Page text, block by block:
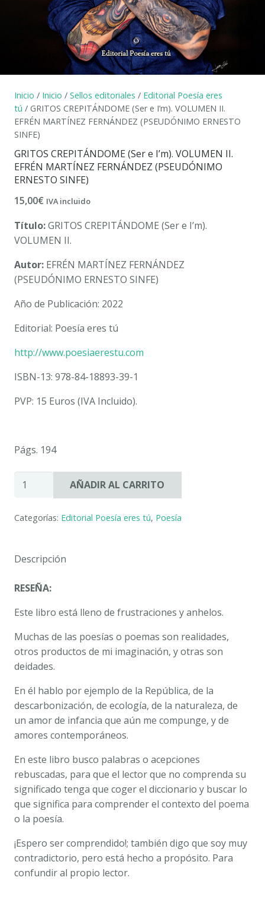
Inicio / Inicio / Sellos editoriales / Editorial Poesía eres
tú / GRITOS CREPITÁNDOME (Ser e I’m). VOLUMEN II.
EFRÉN MARTÍNEZ FERNÁNDEZ (PSEUDÓNIMO ERNESTO
SINFE)
GRITOS CREPITÁNDOME (Ser e I’m). VOLUMEN II.
EFRÉN MARTÍNEZ FERNÁNDEZ (PSEUDÓNIMO
ERNESTO SINFE)
15,00€ IVA incluido
Título:GRITOS CREPITÁNDOME (Ser e I’m).
VOLUMEN II.
Autor: EFRÉN MARTÍNEZ FERNÁNDEZ
(PSEUDÓNIMO ERNESTO SINFE)
Año de Publicación: 2022
Editorial: Poesía eres tú
http://www.poesiaerestu.com
ISBN-13: 978-84-18893-39-1
PVP: 15 Euros (IVA Incluido).
Págs. 194
GRITOS
e
VOLUMEN
EFRÉN
FERNÁNDEZ
ERNESTO
SINFE)
cantidad
AÑADIR AL CARRITO
Categorías: Editorial Poesía eres tú, Poesía
Descripción
RESEÑA:
Este libro está lleno de frustraciones y anhelos.
Muchas de las poesías o poemas son realidades,
otros productos de mi imaginación, y otras son
deidades.
En él hablo por ejemplo de la República, de la
descarbonización, de ecología, de la naturaleza, de
un amor de infancia que aún me compunge, y de
amores contemporáneos.
En este libro busco palabras o acepciones
rebuscadas, para que el lector que no comprenda su
significado tenga que coger el diccionario y buscar lo
que significa para comprender el contexto del poema
o la poesía.
¡Espero ser comprendido!; también digo que soy muy
contradictorio, pero está hecho a propósito. Para
confundir al propio lector.